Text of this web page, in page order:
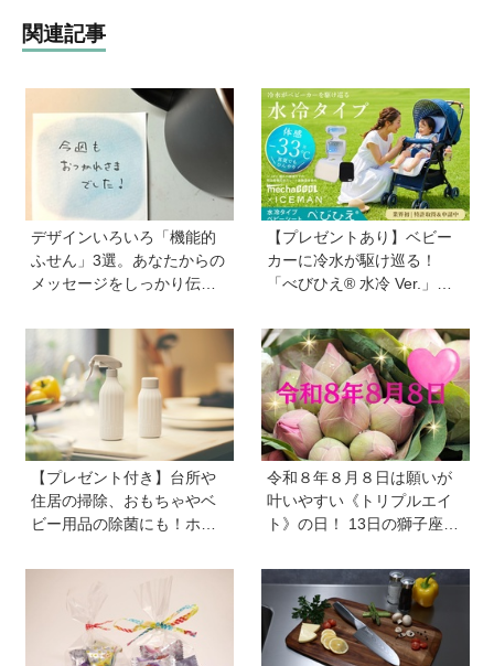
関連記事
デザインいろいろ「機能的
ふせん」3選。あなたからの
メッセージをしっかり伝え
り残します！
【プレゼントあり】ベビー
カーに冷水が駆け巡る！
「べびひえ® 水冷 Ver.」で
かけをサポート
【プレゼント付き】台所や
住居の掃除、おもちゃやベ
ビー用品の除菌にも！ホタ
ーナー「Shell we clean?」
令和８年８月８日は願いが
叶いやすい《トリプルエイ
ト》の日！ 13日の獅子座の
注目